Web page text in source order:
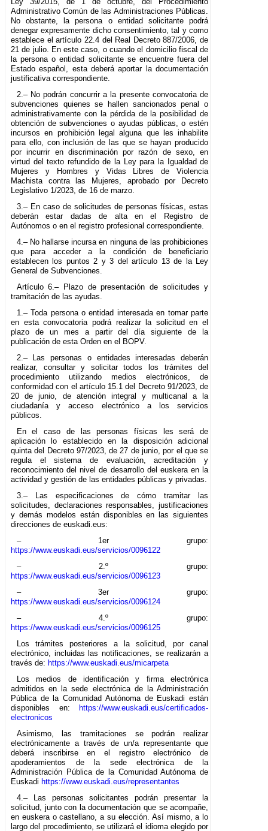
Administrativo Común de las Administraciones Públicas.
No obstante, la persona o entidad solicitante podrá
denegar expresamente dicho consentimiento, tal y como
establece el artículo 22.4 del Real Decreto 887/2006, de
21 de julio. En este caso, o cuando el domicilio fiscal de
la persona o entidad solicitante se encuentre fuera del
Estado español, esta deberá aportar la documentación
justificativa correspondiente.
2.– No podrán concurrir a la presente convocatoria de
subvenciones quienes se hallen sancionados penal o
administrativamente con la pérdida de la posibilidad de
obtención de subvenciones o ayudas públicas, o estén
incursos en prohibición legal alguna que les inhabilite
para ello, con inclusión de las que se hayan producido
por incurrir en discriminación por razón de sexo, en
virtud del texto refundido de la Ley para la Igualdad de
Mujeres y Hombres y Vidas Libres de Violencia
Machista contra las Mujeres, aprobado por Decreto
Legislativo 1/2023, de 16 de marzo.
3.– En caso de solicitudes de personas físicas, estas
deberán estar dadas de alta en el Registro de
Autónomos o en el registro profesional correspondiente.
4.– No hallarse incursa en ninguna de las prohibiciones
que para acceder a la condición de beneficiario
establecen los puntos 2 y 3 del artículo 13 de la Ley
General de Subvenciones.
Artículo 6.– Plazo de presentación de solicitudes y
tramitación de las ayudas.
1.– Toda persona o entidad interesada en tomar parte
en esta convocatoria podrá realizar la solicitud en el
plazo de un mes a partir del día siguiente de la
publicación de esta Orden en el BOPV.
2.– Las personas o entidades interesadas deberán
realizar, consultar y solicitar todos los trámites del
procedimiento utilizando medios electrónicos, de
conformidad con el artículo 15.1 del Decreto 91/2023, de
20 de junio, de atención integral y multicanal a la
ciudadanía y acceso electrónico a los servicios
públicos.
En el caso de las personas físicas les será de
aplicación lo establecido en la disposición adicional
quinta del Decreto 97/2023, de 27 de junio, por el que se
regula el sistema de evaluación, acreditación y
reconocimiento del nivel de desarrollo del euskera en la
actividad y gestión de las entidades públicas y privadas.
3.– Las especificaciones de cómo tramitar las
solicitudes, declaraciones responsables, justificaciones
y demás modelos están disponibles en las siguientes
direcciones de euskadi.eus:
– 1er grupo:
https://www.euskadi.eus/servicios/0096122
– 2.º grupo:
https://www.euskadi.eus/servicios/0096123
– 3er grupo:
https://www.euskadi.eus/servicios/0096124
– 4.º grupo:
https://www.euskadi.eus/servicios/0096125
Los trámites posteriores a la solicitud, por canal
electrónico, incluidas las notificaciones, se realizarán a
través de: https://www.euskadi.eus/micarpeta
Los medios de identificación y firma electrónica
admitidos en la sede electrónica de la Administración
Pública de la Comunidad Autónoma de Euskadi están
disponibles en:
https://www.euskadi.eus/certificados-
electronicos
Asimismo, las tramitaciones se podrán realizar
electrónicamente a través de un/a representante que
deberá inscribirse en el registro electrónico de
apoderamientos de la sede electrónica de la
Administración Pública de la Comunidad Autónoma de
Euskadi https://www.euskadi.eus/representantes
4.– Las personas solicitantes podrán presentar la
solicitud, junto con la documentación que se acompañe,
en euskera o castellano, a su elección. Así mismo, a lo
largo del procedimiento, se utilizará el idioma elegido por